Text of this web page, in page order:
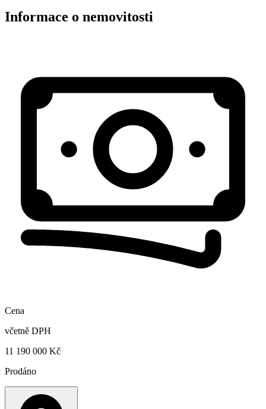
Informace o nemovitosti
Cena
včetně DPH
11 190 000 Kč
Prodáno